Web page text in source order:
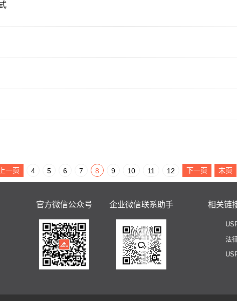
上一页 4 5 6 7 8 9 10 11 12 下一页 末页
官方微信公众号 企业微信联系助手 相关链
法